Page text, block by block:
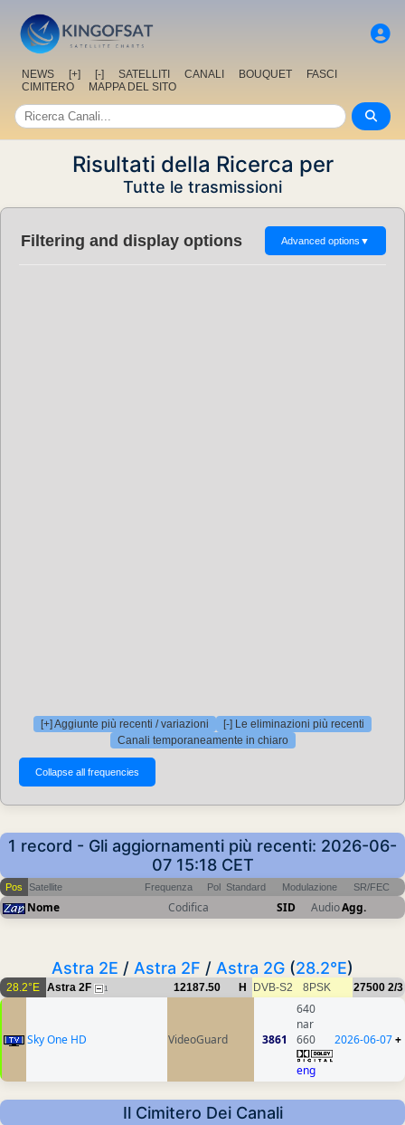
NEWS [+] [-] SATELLITI CANALI BOUQUET
FASCI
CIMITERO
MAPPA DEL SITO
Risultati della Ricerca per
Tutte le trasmissioni
Filtering and display options Advanced options ▼
[+] Aggiunte più recenti / variazioni
[-] Le eliminazioni più recenti
Canali temporaneamente in chiaro
1 record - Gli aggiornamenti più recenti: 2026-06-
07 15:18 CET
Pos Satellite Frequenza Pol Standard Modulazione SR/FEC
Nome Codifica SID AudioAgg.
Astra 2E / Astra 2F / Astra 2G (28.2°E)
28.2°E Astra 2F 1 12187.50 H DVB-S2 8PSK 27500 2/3
Sky One HD VideoGuard 3861
640
nar
660
eng
2026-06-07+
Il Cimitero Dei Canali